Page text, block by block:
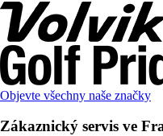
Objevte všechny naše značky
Zákaznický servis ve